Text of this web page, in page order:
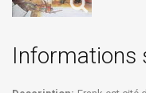
Informations